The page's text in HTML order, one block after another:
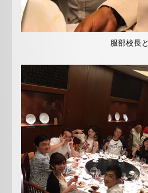
服部校長と